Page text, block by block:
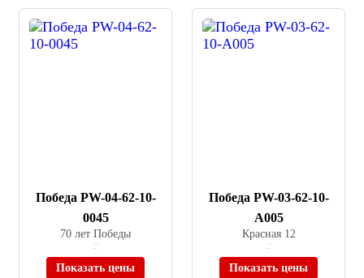
Победа PW-04-62-10-
0045
70 лет Победы
Показать цены
Победа PW-03-62-10-
A005
Красная 12
Показать цены